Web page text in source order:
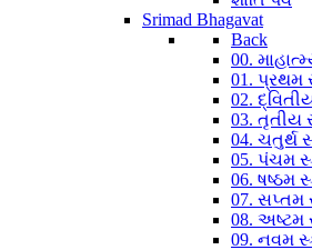
Srimad Bhagavat
Back
00.
01. પ્રથમ
02.
03. તૃતીય
04. ચતુર્થ
05. પંચમ
06. ષષ્ઠમ
07. સપ્તમ
08. અષ્ટમ
09. નવમ